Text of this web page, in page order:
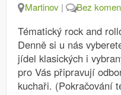
Martinov | Bez
Tématický rock and
Denně si u nás
jídel klasických i
pro Vás připravují
kuchaři. (Pokračování